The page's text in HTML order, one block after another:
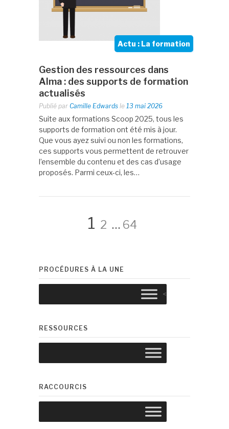
Actu : La formation
Gestion des ressources dans
Alma : des supports de formation
actualisés
Publié par Camille Edwards le 13 mai 2026
Suite aux formations Scoop 2025, tous les
supports de formation ont été mis à jour.
Que vous ayez suivi ou non les formations,
ces supports vous permettent de retrouver
l’ensemble du contenu et des cas d’usage
proposés. Parmi ceux-ci, les…
Navigation
des
articles
Page
1 Page
2 … Page
64
PROCÉDURES À LA UNE
<
RESSOURCES
RACCOURCIS